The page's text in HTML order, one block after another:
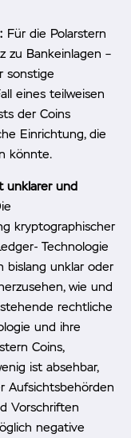
Für die Polarstern
zu Bankeinlagen –
sonstige
eines teilweisen
der Coins
Einrichtung, die
könnte.
unklarer und
kryptographischer
Technologie
bislang unklar oder
wie und
rechtliche
und ihre
Coins,
ist absehbar,
Aufsichtsbehörden
Vorschriften
negative